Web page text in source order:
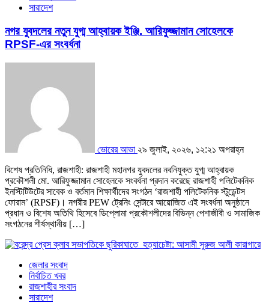
সারাদেশ
নগর যুবদলের নতুন যুগ্ম আহ্বায়ক ইঞ্জি. আরিফুজ্জামান সোহেলকে
RPSF-এর সংবর্ধনা
ভোরের আভা ২৯ জুলাই, ২০২৬, ১২:২১ অপরাহ্ন
বিশেষ প্রতিনিধি, রাজশাহী: রাজশাহী মহানগর যুবদলের নবনিযুক্ত যুগ্ম আহ্বায়ক
প্রকৌশলী মো. আরিফুজ্জামান সোহেলকে সংবর্ধনা প্রদান করেছে রাজশাহী পলিটেকনিক
ইনস্টিটিউটের সাবেক ও বর্তমান শিক্ষার্থীদের সংগঠন ‘রাজশাহী পলিটেকনিক স্টুডেন্টস
ফোরাম’ (RPSF)। ​নগরীর PEW ট্রেনিং সেন্টারে আয়োজিত এই সংবর্ধনা অনুষ্ঠানে
প্রধান ও বিশেষ অতিথি হিসেবে ডিপ্লোমা প্রকৌশলীদের বিভিন্ন পেশাজীবী ও সামাজিক
সংগঠনের শীর্ষস্থানীয় […]
জেলার সংবাদ
নির্বাচিত খবর
রাজশাহীর সংবাদ
সারাদেশ